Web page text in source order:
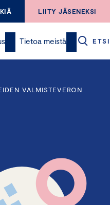
LIITY JÄSENEKSI
Tietoa meistä ETSI
VALMISTEVERON